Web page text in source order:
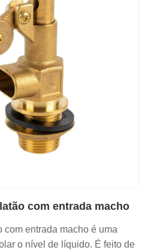
com entrada macho
entrada macho é uma
o nível de líquido. É feito de